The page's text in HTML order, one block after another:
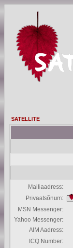
SATELLITE
Mailiaadress:
Privaatsõnum:
MSN Messenger:
Yahoo Messenger:
AIM Aadress:
ICQ Number: